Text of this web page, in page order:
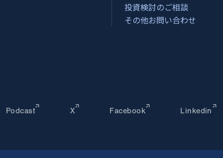
投資検討のご相談
その他お問い合わせ
Podcast X Facebook Linkedin